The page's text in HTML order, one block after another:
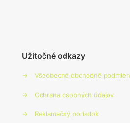
Užitočné odkazy
→ Všeobecné obchodné
→ Ochrana osobných údajov
→ Reklamačný poriadok